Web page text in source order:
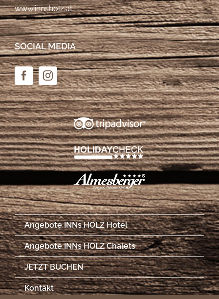
www.innsholz.at
SOCIAL MEDIA
Angebote INNs HOLZ Hotel
Angebote INNs HOLZ Chalets
JETZT BUCHEN
Kontakt